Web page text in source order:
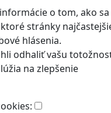
o tom, ako sa
stránky
hlásenia.
odhaliť vašu
na zlepšenie